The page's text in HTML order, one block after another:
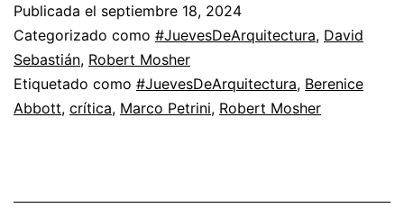
los
Publicada el septiembre 18, 2024
Categorizado como #JuevesDeArquitectura, David
Sebastián, Robert Mosher
Etiquetado como #JuevesDeArquitectura, Berenice
Abbott, crítica, Marco Petrini, Robert Mosher